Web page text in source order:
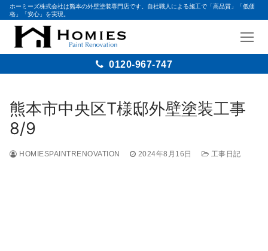
ホーミーズ株式会社は熊本の外壁塗装専門店です。自社職人による施工で「高品質」「低価
格」「安心」を実現。
0120-967-747
熊本市中央区T様邸外壁塗装工事
8/9
HOMIESPAINTRENOVATION 2024年8月16日 工事日記